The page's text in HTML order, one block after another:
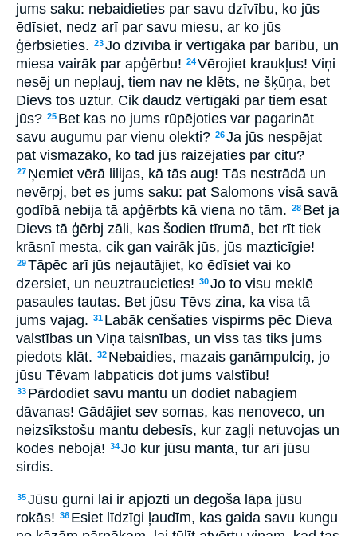
jums saku: nebaidieties par savu dzīvību, ko jūs
ēdīsiet, nedz arī par savu miesu, ar ko jūs
ģērbsieties. 23Jo dzīvība ir vērtīgāka par barību, un
miesa vairāk par apģērbu! 24Vērojiet kraukļus! Viņi
nesēj un nepļauj, tiem nav ne klēts, ne šķūņa, bet
Dievs tos uztur. Cik daudz vērtīgāki par tiem esat
jūs? 25 Bet kas no jums rūpējoties var pagarināt
savu augumu par vienu olekti? 26Ja jūs nespējat
pat vismazāko, ko tad jūs raizējaties par citu?
27 Ņemiet vērā lilijas, kā tās aug! Tās nestrādā un
nevērpj, bet es jums saku: pat Salomons visā savā
godībā nebija tā apģērbts kā viena no tām. 28 Bet ja
Dievs tā ģērbj zāli, kas šodien tīrumā, bet rīt tiek
krāsnī mesta, cik gan vairāk jūs, jūs mazticīgie!
29Tāpēc arī jūs nejautājiet, ko ēdīsiet vai ko
dzersiet, un neuztraucieties! 30Jo to visu meklē
pasaules tautas. Bet jūsu Tēvs zina, ka visa tā
jums vajag. 31 Labāk cenšaties vispirms pēc Dieva
valstības un Viņa taisnības, un viss tas tiks jums
piedots klāt. 32 Nebaidies, mazais ganāmpulciņ, jo
jūsu Tēvam labpaticis dot jums valstību!
33 Pārdodiet savu mantu un dodiet nabagiem
dāvanas! Gādājiet sev somas, kas nenoveco, un
neizsīkstošu mantu debesīs, kur zagļi netuvojas un
kodes nebojā! 34Jo kur jūsu manta, tur arī jūsu
sirdis.
35Jūsu gurni lai ir apjozti un degoša lāpa jūsu
rokās! 36 Esiet līdzīgi ļaudīm, kas gaida savu kungu